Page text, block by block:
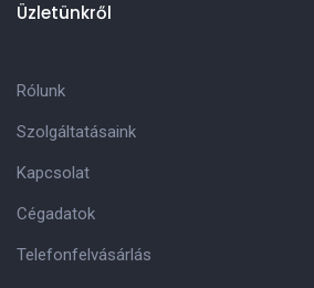
Üzletünkről
Rólunk
Szolgáltatásaink
Kapcsolat
Cégadatok
Telefonfelvásárlás